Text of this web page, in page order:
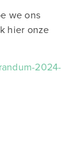
we ons
hier onze
2024-